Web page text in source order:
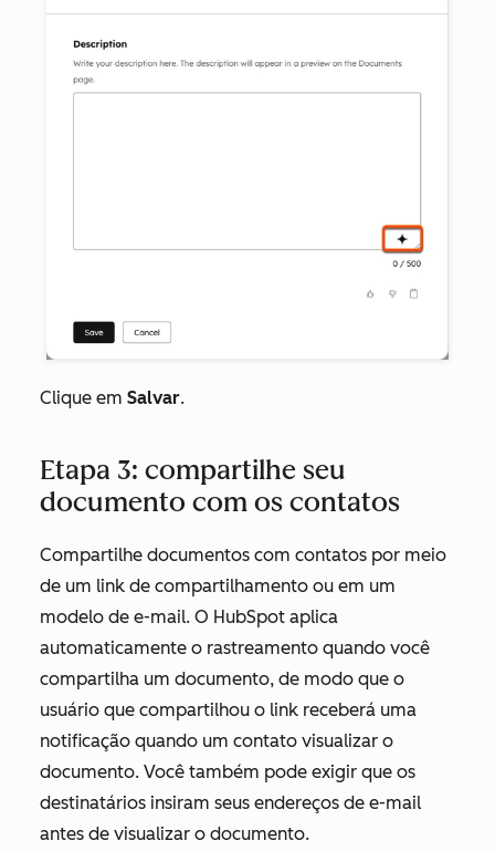
Clique em Salvar.
Etapa 3: compartilhe seu
documento com os contatos
Compartilhe documentos com contatos por meio
de um link de compartilhamento ou em um
modelo de e-mail. O HubSpot aplica
automaticamente o rastreamento quando você
compartilha um documento, de modo que o
usuário que compartilhou o link receberá uma
notificação quando um contato visualizar o
documento. Você também pode exigir que os
destinatários insiram seus endereços de e-mail
antes de visualizar o documento.